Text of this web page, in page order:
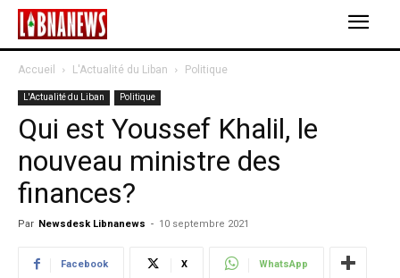
Accueil L'Actualité du Liban Politique
L'Actualité du Liban Politique
Qui est Youssef Khalil, le
nouveau ministre des
finances?
Par Newsdesk Libnanews - 10 septembre 2021
Facebook X WhatsApp